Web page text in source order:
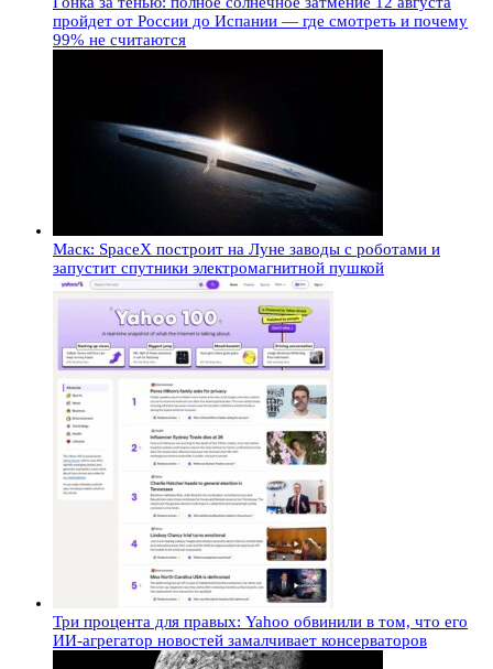
пройдет от России до Испании — где смотреть и почему
99% не считаются
Маск: SpaceX построит на Луне заводы с роботами и
запустит спутники электромагнитной пушкой
Три процента для правых: Yahoo обвинили в том, что его
ИИ-агрегатор новостей замалчивает консерваторов